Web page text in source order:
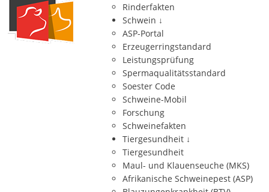
Rinderfakten
Schwein ↓
ASP-Portal
Erzeugerringstandard
Leistungsprüfung
Spermaqualitätsstandard
Soester Code
Schweine-Mobil
Forschung
Schweinefakten
Tiergesundheit ↓
Tiergesundheit
Maul- und Klauenseuche (MKS)
Afrikanische Schweinepest (ASP)